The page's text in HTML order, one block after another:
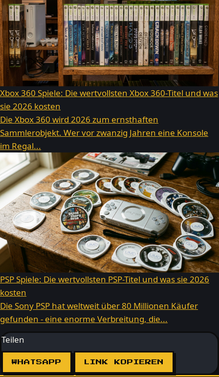
Xbox 360 Spiele: Die wertvollsten Xbox 360-Titel und was
sie 2026 kosten
Die Xbox 360 wird 2026 zum ernsthaften
Sammlerobjekt. Wer vor zwanzig Jahren eine Konsole
im Regal...
PSP Spiele: Die wertvollsten PSP-Titel und was sie 2026
kosten
Die Sony PSP hat weltweit über 80 Millionen Käufer
gefunden - eine enorme Verbreitung, die...
Teilen
WHATSAPP LINK KOPIEREN